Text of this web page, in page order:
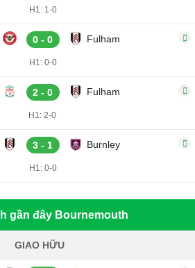
H1: 1-0
0 - 0 Fulham
H1: 0-0
2 - 0 Fulham
H1: 2-0
3 - 1 Burnley
H1: 0-0
gần đây Bournemouth
GIAO HỮU